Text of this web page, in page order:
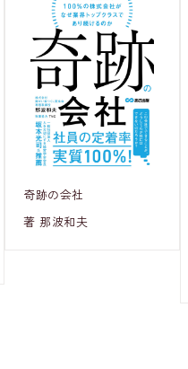
奇跡の会社
著 那波和夫